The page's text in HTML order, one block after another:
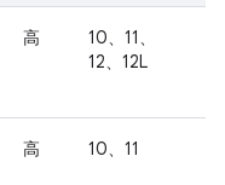
高
10、11、
12、12L
高 10、11